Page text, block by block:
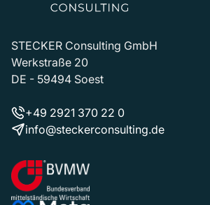
STECKER Consulting GmbH
Werkstraße 20
DE - 59494 Soest
+49 2921 370 22 0
info@steckerconsulting.de